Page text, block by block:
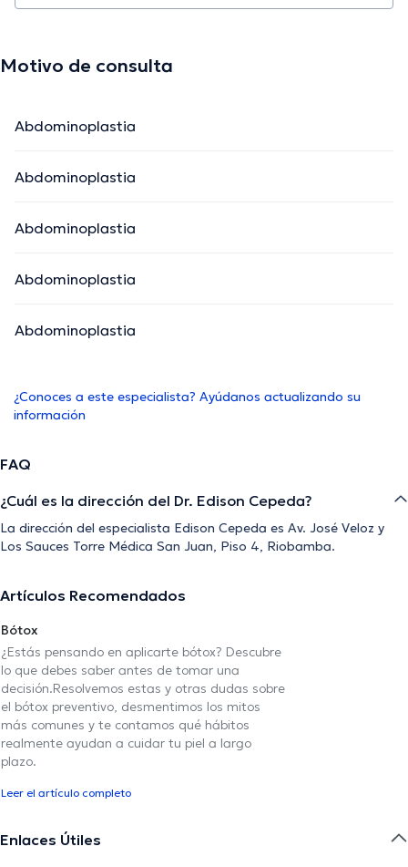
Motivo de consulta
Abdominoplastia
Abdominoplastia
Abdominoplastia
Abdominoplastia
Abdominoplastia
¿Conoces a este especialista? Ayúdanos actualizando su
información
FAQ
¿Cuál es la dirección del Dr. Edison Cepeda?
La dirección del especialista Edison Cepeda es Av. José Veloz y
Los Sauces Torre Médica San Juan, Piso 4, Riobamba.
Artículos Recomendados
Bótox
¿Estás pensando en aplicarte bótox? Descubre
lo que debes saber antes de tomar una
decisión.Resolvemos estas y otras dudas sobre
el bótox preventivo, desmentimos los mitos
más comunes y te contamos qué hábitos
realmente ayudan a cuidar tu piel a largo
plazo.
Leer el artículo completo
Enlaces Útiles